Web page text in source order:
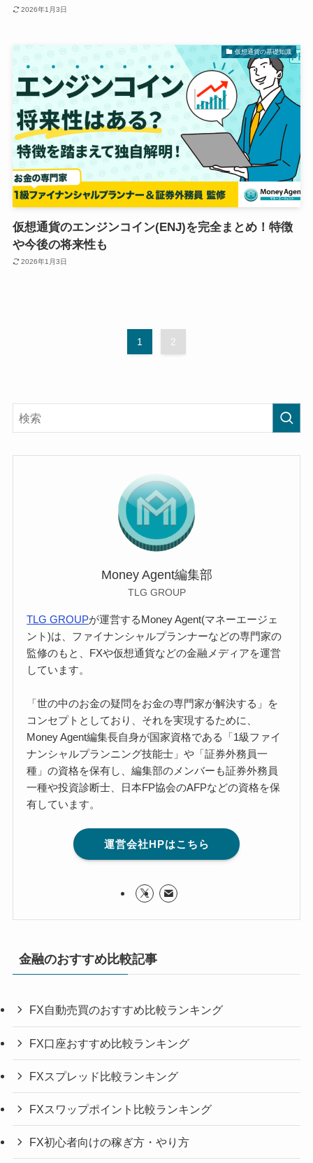
2026年1月3日
仮想通貨の基礎知識
仮想通貨のエンジンコイン(ENJ)を完全まとめ！特徴
や今後の将来性も
2026年1月3日
1 2
Money Agent編集部
TLG GROUP
TLG GROUPが運営するMoney Agent(マネーエージェ
ント)は、ファイナンシャルプランナーなどの専門家の
監修のもと、FXや仮想通貨などの金融メディアを運営
しています。
「世の中のお金の疑問をお金の専門家が解決する」を
コンセプトとしており、それを実現するために、
Money Agent編集長自身が国家資格である「1級ファイ
ナンシャルプランニング技能士」や「証券外務員一
種」の資格を保有し、編集部のメンバーも証券外務員
一種や投資診断士、日本FP協会のAFPなどの資格を保
有しています。
運営会社HPはこちら
金融のおすすめ比較記事
FX自動売買のおすすめ比較ランキング
FX口座おすすめ比較ランキング
FXスプレッド比較ランキング
FXスワップポイント比較ランキング
FX初心者向けの稼ぎ方・やり方